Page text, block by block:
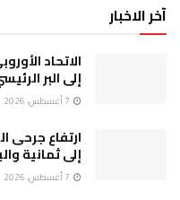
آخر الاخبار
الاتحاد
إلى البر
ارتفاع جرحى
إلى ثمانية